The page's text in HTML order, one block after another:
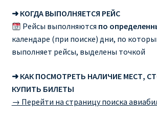
➜ КОГДА ВЫПОЛНЯЕТСЯ РЕЙС
Рейсы выполняются по
календаре (при поиске) дни, по
выполняет рейсы, выделены точкой
➜ КАК ПОСМОТРЕТЬ НАЛИЧИЕ МЕСТ,
КУПИТЬ БИЛЕТЫ
→ Перейти на страницу поиска